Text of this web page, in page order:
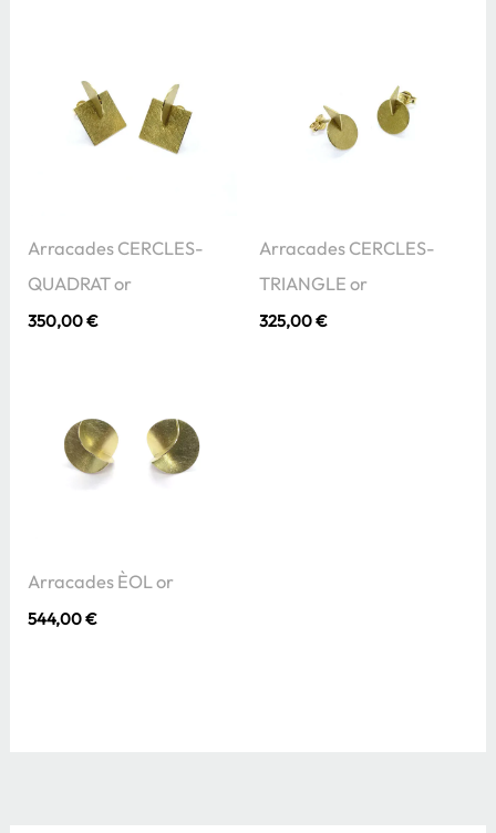
Arracades CERCLES-
QUADRAT or
350,00€
Arracades CERCLES-
TRIANGLE or
325,00€
Arracades ÈOL or
544,00€